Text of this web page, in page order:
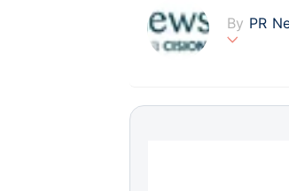
By PR